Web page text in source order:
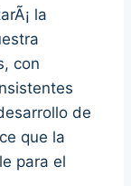
la
con
de
que la
para el